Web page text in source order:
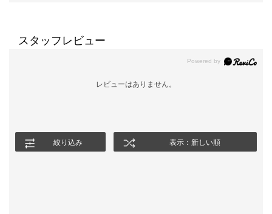
スタッフレビュー
レビューはありません。
絞り込み 表示：新しい順